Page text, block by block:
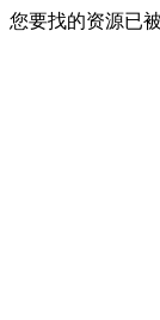
您要找的资源已被